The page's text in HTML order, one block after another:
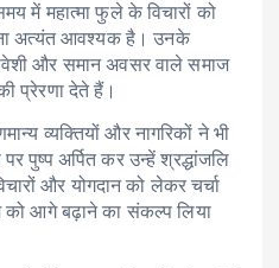
में महात्मा फुले के विचारों को
अत्यंत आवश्यक है। उनके
और समान अवसर वाले समाज
प्रेरणा देते हैं।
व्यक्तियों और नागरिकों ने भी
पुष्प अर्पित कर उन्हें श्रद्धांजलि
और योगदान को लेकर चर्चा
आगे बढ़ाने का संकल्प लिया